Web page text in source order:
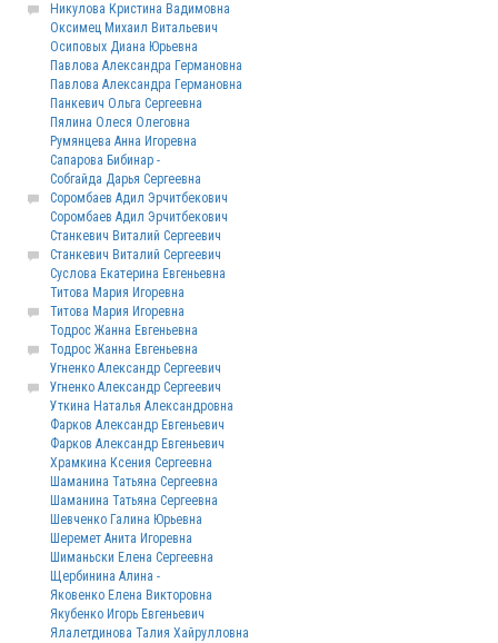
Никулова Кристина Вадимовна
Оксимец Михаил Витальевич
Осиповых Диана Юрьевна
Павлова Александра Германовна
Павлова Александра Германовна
Панкевич Ольга Сергеевна
Пялина Олеся Олеговна
Румянцева Анна Игоревна
Сапарова Бибинар -
Собгайда Дарья Сергеевна
Соромбаев Адил Эрчитбекович
Соромбаев Адил Эрчитбекович
Станкевич Виталий Сергеевич
Станкевич Виталий Сергеевич
Суслова Екатерина Евгеньевна
Титова Мария Игоревна
Титова Мария Игоревна
Тодрос Жанна Евгеньевна
Тодрос Жанна Евгеньевна
Угненко Александр Сергеевич
Угненко Александр Сергеевич
Уткина Наталья Александровна
Фарков Александр Евгеньевич
Фарков Александр Евгеньевич
Храмкина Ксения Сергеевна
Шаманина Татьяна Сергеевна
Шаманина Татьяна Сергеевна
Шевченко Галина Юрьевна
Шеремет Анита Игоревна
Шиманьски Елена Сергеевна
Щербинина Алина -
Яковенко Елена Викторовна
Якубенко Игорь Евгеньевич
Ялалетдинова Талия Хайрулловна